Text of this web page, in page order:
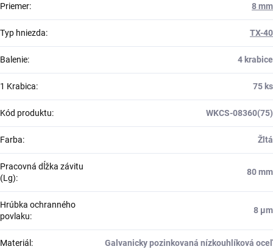
Priemer: 8 mm
Typ hniezda: TX-40
Balenie: 4 krabice
1 Krabica: 75 ks
Kód produktu: WKCS-08360(75)
Farba: Žltá
Pracovná dĺžka závitu
(Lg):
80 mm
Hrúbka ochranného
povlaku:
8 μm
Materiál: Galvanicky pozinkovaná nízkouhlíková oceľ